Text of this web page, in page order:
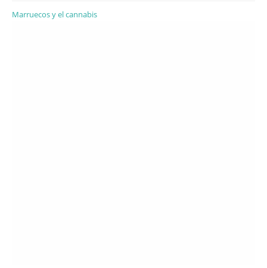
Marruecos y el cannabis